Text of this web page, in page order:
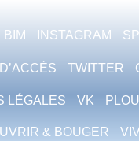
BIM INSTAGRAM
TWITTER
LÉGALES VK
& BOUGER